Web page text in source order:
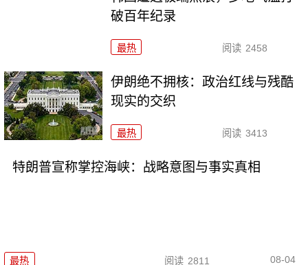
破百年纪录
最热 阅读 2458
伊朗绝不拥核：政治红线与残酷
现实的交织
最热 阅读 3413
特朗普宣称掌控海峡：战略意图与事实真相
最热 阅读 2811 08-04